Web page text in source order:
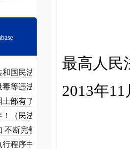
国民法总…
等违法犯…
土部有了…
（民法草…
不断完善…
程序中可…
最高人民
2013年